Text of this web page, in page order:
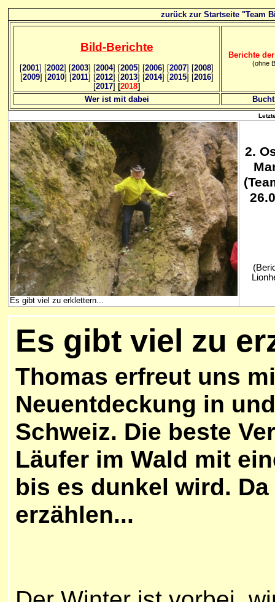
zurück zur Startseite "Team
Bild-Berichte
[2001] [2002] [2003] [2004] [2005] [2006] [2007] [2008]
[2009] [2010] [2011] [2012] [2013] [2014] [2015] [2016]
[2017] [2018]
Berichte
(ohne
Wer ist mit dabei
Es gibt viel zu erklettern...
2.
Es gibt viel zu
Thomas erfreut uns
Neuentdeckung in
Schweiz. Die beste
Läufer im Wald mit
bis es dunkel wird.
erzählen...